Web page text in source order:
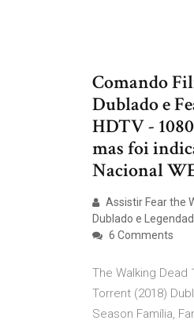
Comando
Dublado e
HDTV -
mas foi
Nacional
Assistir Fear the
Dublado e
6 Comments
The Walking Dead
Torrent (2018)
Season Família,